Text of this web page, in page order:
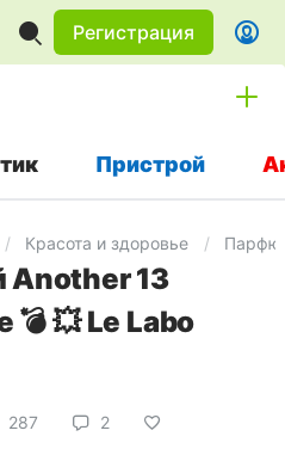
Регистрация
Пристрой
Красота и здоровье
13
💣 💥 Le Labo
287 2